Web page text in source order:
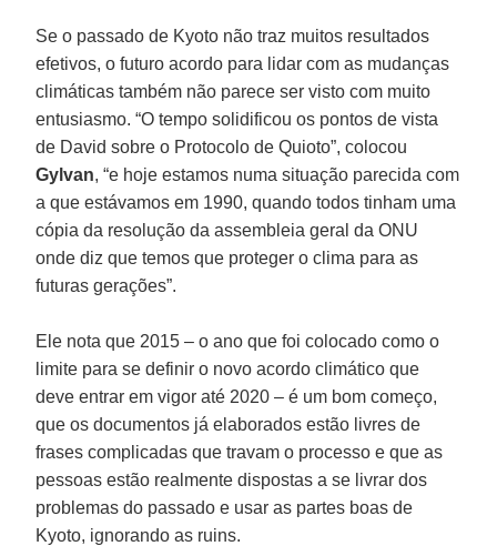
Se o passado de Kyoto não traz muitos resultados
efetivos, o futuro acordo para lidar com as mudanças
climáticas também não parece ser visto com muito
entusiasmo. “O tempo solidificou os pontos de vista
de David sobre o Protocolo de Quioto”, colocou
Gylvan, “e hoje estamos numa situação parecida com
a que estávamos em 1990, quando todos tinham uma
cópia da resolução da assembleia geral da ONU
onde diz que temos que proteger o clima para as
futuras gerações”.
Ele nota que 2015 – o ano que foi colocado como o
limite para se definir o novo acordo climático que
deve entrar em vigor até 2020 – é um bom começo,
que os documentos já elaborados estão livres de
frases complicadas que travam o processo e que as
pessoas estão realmente dispostas a se livrar dos
problemas do passado e usar as partes boas de
Kyoto, ignorando as ruins.